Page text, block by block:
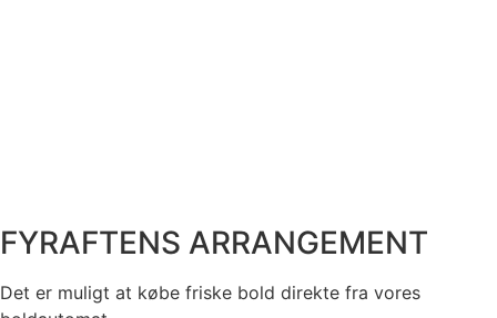
FYRAFTENS ARRANGEMENT
Det er muligt at købe friske bold direkte fra vores